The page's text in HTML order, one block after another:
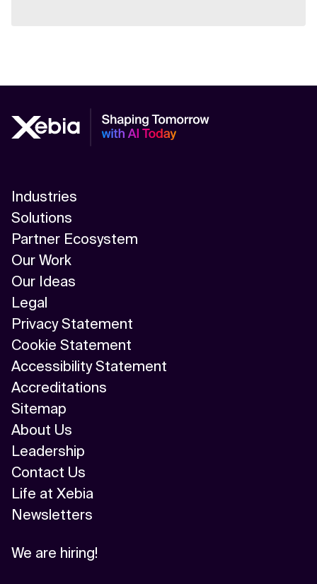
Industries
Solutions
Partner Ecosystem
Our Work
Our Ideas
Legal
Privacy Statement
Cookie Statement
Accessibility Statement
Accreditations
Sitemap
About Us
Leadership
Contact Us
Life at Xebia
Newsletters
We are hiring!